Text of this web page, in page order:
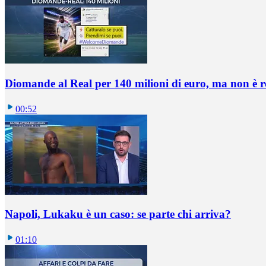
Diomande al Real per 140 milioni di euro, ma non è
00:52
Napoli, Lukaku è un caso: se parte chi arriva?
01:10